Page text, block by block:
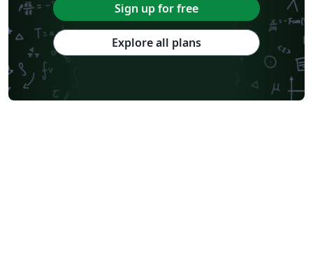
Sign up for free
Explore all plans